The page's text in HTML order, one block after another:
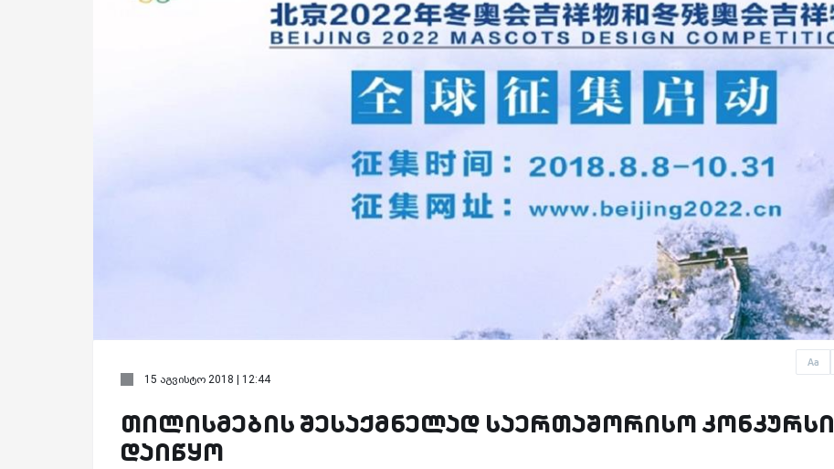
Aa
15 აგვისტო 2018 | 12:44
თილისმების შესაქმნელად საერთაშორისო კონკურსი
დაიწყო